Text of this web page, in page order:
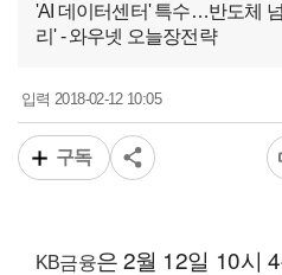
'AI 데이터센터' 특수…반도체
리' - 와우넷 오늘장전략
입력2018-02-12 10:05
구독
KB금융은 2월 12일 10시